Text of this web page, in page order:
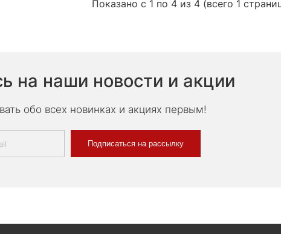
Показано с 1 по 4 из 4 (всего 1
на наши новости и акции
обо всех новинках и акциях первым!
Подписаться на рассылку